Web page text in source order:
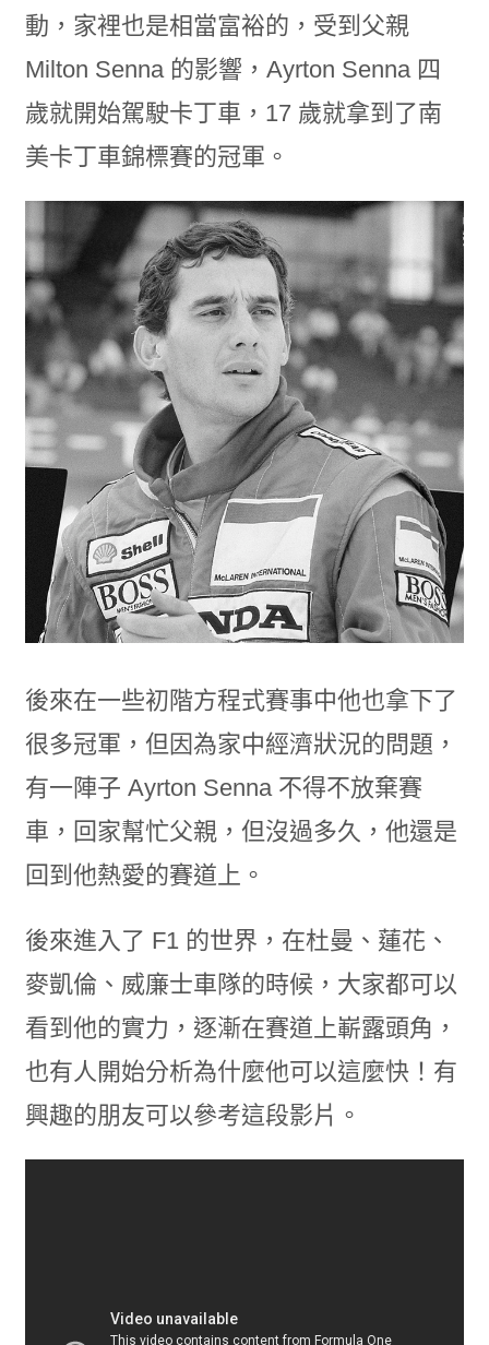
動，家裡也是相當富裕的，受到父親
Milton Senna 的影響，Ayrton Senna 四
歲就開始駕駛卡丁車，17 歲就拿到了南
美卡丁車錦標賽的冠軍。
後來在一些初階方程式賽事中他也拿下了
很多冠軍，但因為家中經濟狀況的問題，
有一陣子 Ayrton Senna 不得不放棄賽
車，回家幫忙父親，但沒過多久，他還是
回到他熱愛的賽道上。
後來進入了 F1 的世界，在杜曼、蓮花、
麥凱倫、威廉士車隊的時候，大家都可以
看到他的實力，逐漸在賽道上嶄露頭角，
也有人開始分析為什麼他可以這麼快！有
興趣的朋友可以參考這段影片。